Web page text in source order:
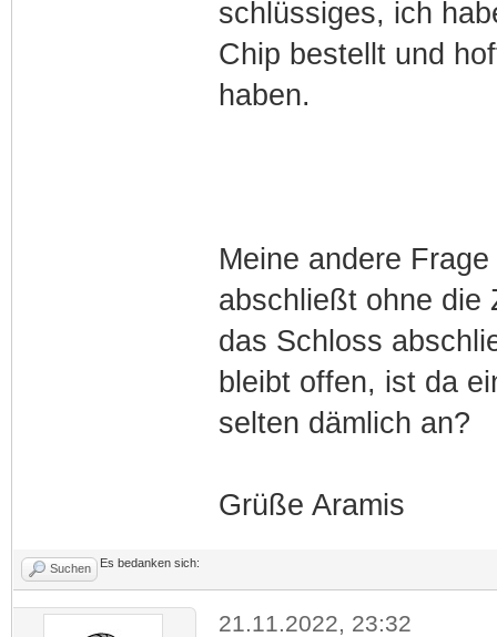
schlüssiges, ich
Chip bestellt und
haben.
Meine andere
abschließt ohne die
das Schloss
bleibt offen, ist da
selten dämlich an?
Grüße Aramis
Suchen Es bedanken sich:
21.11.2022, 23:32